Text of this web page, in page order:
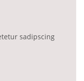
sadipscing